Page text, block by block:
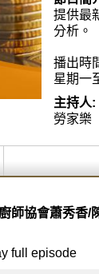
提供最
分析。
播出時
星期一
主持人:
勞家樂
師協會蕭秀香
full episode